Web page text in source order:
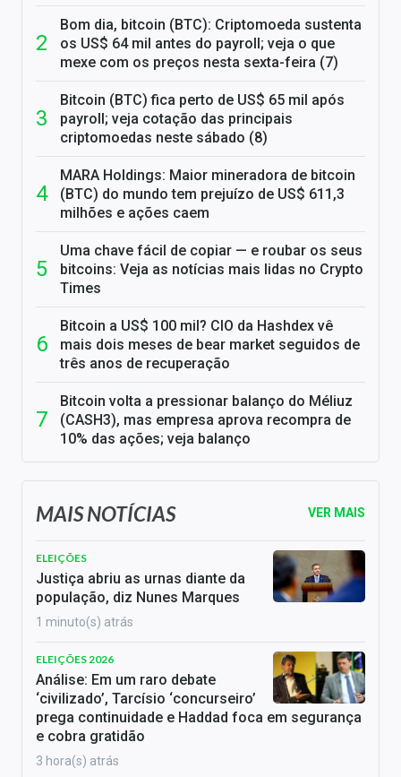
Bom dia, bitcoin (BTC): Criptomoeda sustenta
os US$ 64 mil antes do payroll; veja o que
mexe com os preços nesta sexta-feira (7)
Bitcoin (BTC) fica perto de US$ 65 mil após
payroll; veja cotação das principais
criptomoedas neste sábado (8)
MARA Holdings: Maior mineradora de bitcoin
(BTC) do mundo tem prejuízo de US$ 611,3
milhões e ações caem
Uma chave fácil de copiar — e roubar os seus
bitcoins: Veja as notícias mais lidas no Crypto
Times
Bitcoin a US$ 100 mil? CIO da Hashdex vê
mais dois meses de bear market seguidos de
três anos de recuperação
Bitcoin volta a pressionar balanço do Méliuz
(CASH3), mas empresa aprova recompra de
10% das ações; veja balanço
MAIS NOTÍCIAS VER MAIS
ELEIÇÕES
Justiça abriu as urnas diante da
população, diz Nunes Marques
1 minuto(s) atrás
ELEIÇÕES 2026
Análise: Em um raro debate
‘civilizado’, Tarcísio ‘concurseiro’
prega continuidade e Haddad foca em segurança
e cobra gratidão
3 hora(s) atrás